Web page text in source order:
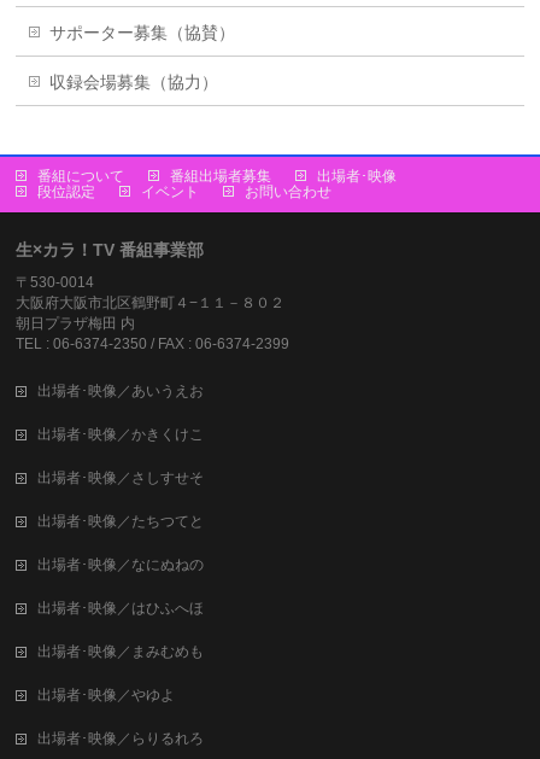
サポーター募集（協賛）
収録会場募集（協力）
番組について 番組出場者募集
出場者･映像
段位認定
イベント お問い合わせ
生×カラ！TV 番組事業部
〒530-0014
大阪府大阪市北区鶴野町４−１１－８０２
朝日プラザ梅田 内
TEL : 06-6374-2350 / FAX : 06-6374-2399
出場者･映像／あいうえお
出場者･映像／かきくけこ
出場者･映像／さしすせそ
出場者･映像／たちつてと
出場者･映像／なにぬねの
出場者･映像／はひふへほ
出場者･映像／まみむめも
出場者･映像／やゆよ
出場者･映像／らりるれろ